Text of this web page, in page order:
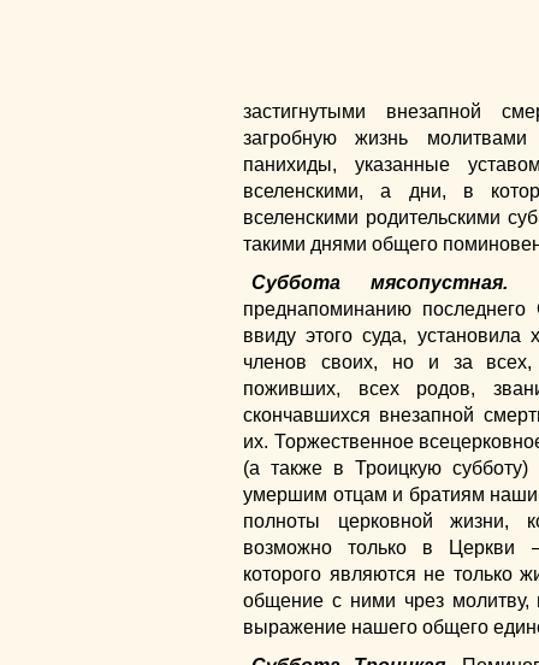
застигнутыми внезапной
загробную жизнь
панихиды, указанные
вселенскими, а дни, в
вселенскими родительскими
такими днями общего
Суббота мясопустная.
преднапоминанию
ввиду этого суда, установила
членов своих, но и за
поживших, всех родов,
скончавшихся внезапной
их. Торжественное
(а также в Троицкую
умершим отцам и братиям
полноты церковной жизни,
возможно только в Церкви
которого являются не
общение с ними чрез молитву,
выражение нашего общего